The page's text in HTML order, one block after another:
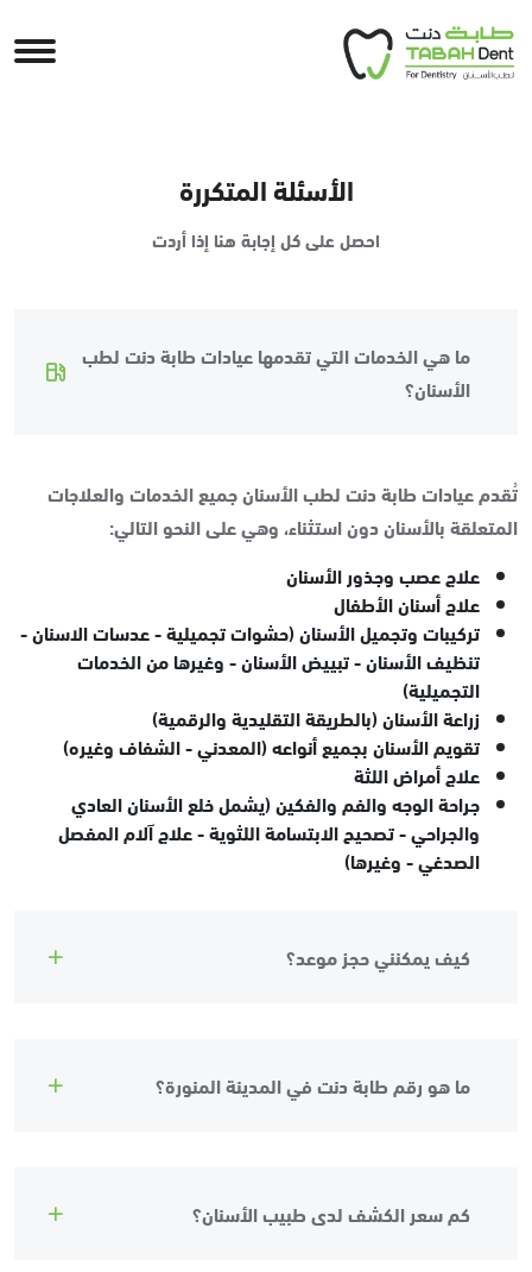
الأسئلة المتكررة
احصل على كل إجابة هنا إذا أردت
ما هي الخدمات التي تقدمها عيادات طابة دنت لطب
الأسنان؟
تُقدم عيادات طابة دنت لطب الأسنان جميع الخدمات والعلاجات
المتعلقة بالأسنان دون استثناء، وهي على النحو التالي:
علاج عصب وجذور الأسنان
علاج أسنان الأطفال
تركيبات وتجميل الأسنان (حشوات تجميلية - عدسات الاسنان -
تنظيف الأسنان - تبييض الأسنان - وغيرها من الخدمات
التجميلية)
زراعة الأسنان (بالطريقة التقليدية والرقمية)
تقويم الأسنان بجميع أنواعه (المعدني - الشفاف وغيره)
علاج أمراض اللثة
جراحة الوجه والفم والفكين (يشمل خلع الأسنان العادي
والجراحي - تصحيح الابتسامة اللثوية - علاج آلام المفصل
الصدغي - وغيرها)
كيف يمكنني حجز موعد؟
ما هو رقم طابة دنت في المدينة المنورة؟
كم سعر الكشف لدى طبيب الأسنان؟